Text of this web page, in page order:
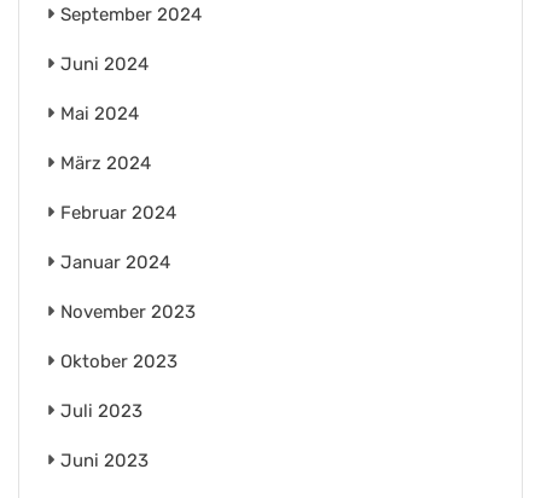
September 2024
Juni 2024
Mai 2024
März 2024
Februar 2024
Januar 2024
November 2023
Oktober 2023
Juli 2023
Juni 2023